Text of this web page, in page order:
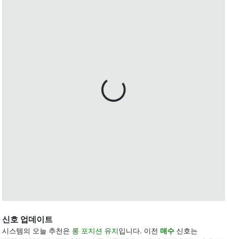
신호 업데이트
시스템의 오늘 추천은 롱 포지션 유지입니다. 이전 매수 신호는